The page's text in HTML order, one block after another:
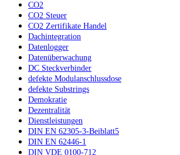
CO2
CO2 Steuer
CO2 Zertifikate Handel
Dachintegration
Datenlogger
Datenüberwachung
DC Steckverbinder
defekte Modulanschlussdose
defekte Substrings
Demokratie
Dezentralität
Dienstleistungen
DIN EN 62305-3-Beiblatt5
DIN EN 62446-1
DIN VDE 0100-712